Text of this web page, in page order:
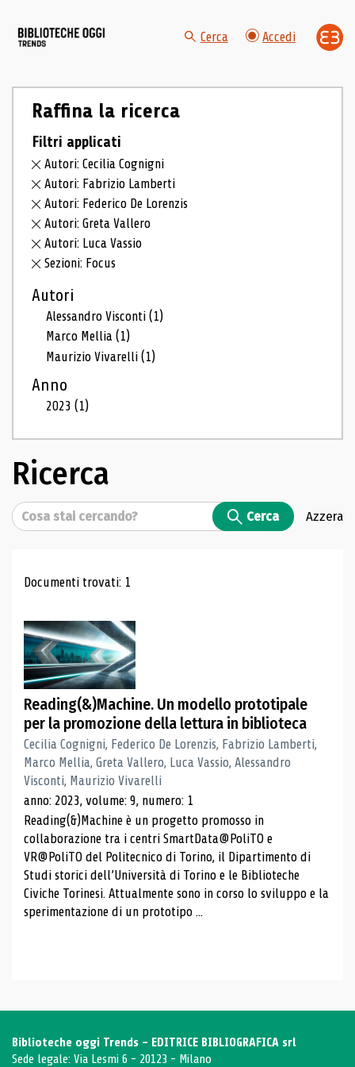
Cerca Accedi
Raffina la ricerca
Filtri applicati
Autori: Cecilia Cognigni
Autori: Fabrizio Lamberti
Autori: Federico De Lorenzis
Autori: Greta Vallero
Autori: Luca Vassio
Sezioni: Focus
Autori
Alessandro Visconti(1)
Marco Mellia(1)
Maurizio Vivarelli(1)
Anno
2023(1)
Ricerca
Cerca Cerca Azzera
Risultati di ricerca
Documenti trovati: 1
Reading(&)Machine. Un modello prototipale
per la promozione della lettura in biblioteca
Cecilia Cognigni, Federico De Lorenzis, Fabrizio Lamberti,
Marco Mellia, Greta Vallero, Luca Vassio, Alessandro
Visconti, Maurizio Vivarelli
anno: 2023, volume: 9, numero: 1
Reading(&)Machine è un progetto promosso in
collaborazione tra i centri SmartData@PoliTO e
VR@PoliTO del Politecnico di Torino, il Dipartimento di
Studi storici dell’Università di Torino e le Biblioteche
Civiche Torinesi. Attualmente sono in corso lo sviluppo e la
sperimentazione di un prototipo ...
Biblioteche oggi Trends - EDITRICE BIBLIOGRAFICA srl
Sede legale: Via Lesmi 6 - 20123 - Milano